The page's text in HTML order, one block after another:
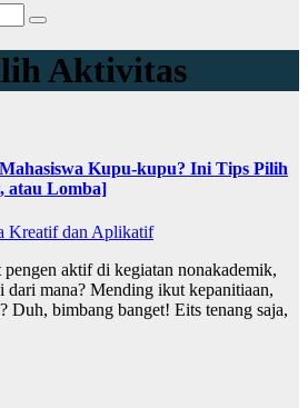
Aktivitas
Kupu-kupu? Ini Tips Pilih
atau Lomba]
Kreatif dan Aplikatif
pengen aktif di kegiatan nonakademik,
dari mana? Mending ikut kepanitiaan,
Duh, bimbang banget! Eits tenang saja,